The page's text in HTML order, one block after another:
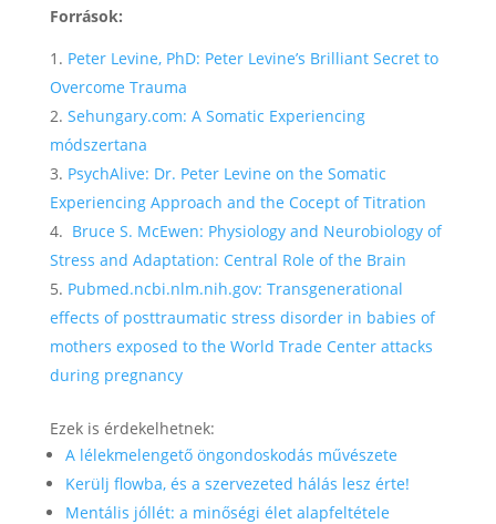
Források:
Peter Levine, PhD: Peter Levine’s Brilliant Secret to
Overcome Trauma
Sehungary.com: A Somatic Experiencing
módszertana
PsychAlive: Dr. Peter Levine on the Somatic
Experiencing Approach and the Cocept of Titration
Bruce S. McEwen: Physiology and Neurobiology of
Stress and Adaptation: Central Role of the Brain
Pubmed.ncbi.nlm.nih.gov: Transgenerational
effects of posttraumatic stress disorder in babies of
mothers exposed to the World Trade Center attacks
during pregnancy
Ezek is érdekelhetnek:
A lélekmelengető öngondoskodás művészete
Kerülj flowba, és a szervezeted hálás lesz érte!
Mentális jóllét: a minőségi élet alapfeltétele